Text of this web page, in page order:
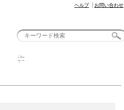
ヘルプ お問い合わせ